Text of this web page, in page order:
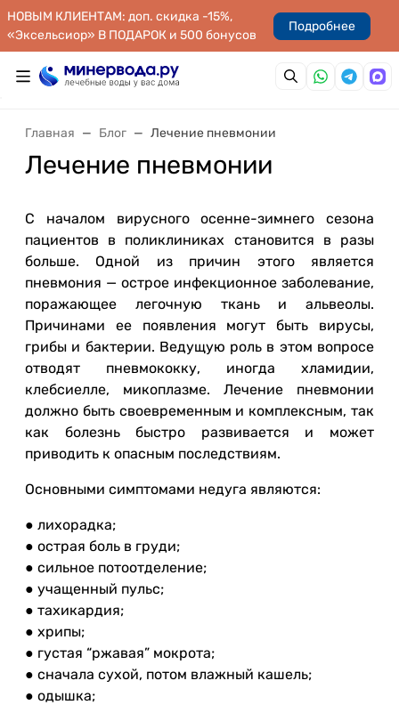
НОВЫМ КЛИЕНТАМ: доп. скидка -15%,
«Эксельсиор» В ПОДАРОК и 500 бонусов
Подробнее
Главная Блог Лечение пневмонии
Лечение пневмонии
С началом вирусного осенне-зимнего сезона
пациентов в поликлиниках становится в разы
больше. Одной из причин этого является
пневмония — острое инфекционное заболевание,
поражающее легочную ткань и альвеолы.
Причинами ее появления могут быть вирусы,
грибы и бактерии. Ведущую роль в этом вопросе
отводят пневмококку, иногда хламидии,
клебсиелле, микоплазме. Лечение пневмонии
должно быть своевременным и комплексным, так
как болезнь быстро развивается и может
приводить к опасным последствиям.
Основными симптомами недуга являются:
● лихорадка;
● острая боль в груди;
● сильное потоотделение;
● учащенный пульс;
● тахикардия;
● хрипы;
● густая “ржавая” мокрота;
● сначала сухой, потом влажный кашель;
● одышка;